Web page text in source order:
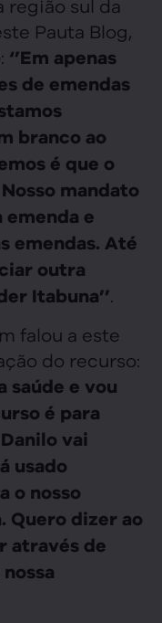
Pauta Blog,
‘’Em apenas
de emendas
branco ao
é que o
mandato
e
emendas. Até
outra
Itabuna’’.
falou a este
do recurso:
saúde e vou
é para
vai
usado
o nosso
Quero dizer ao
através de